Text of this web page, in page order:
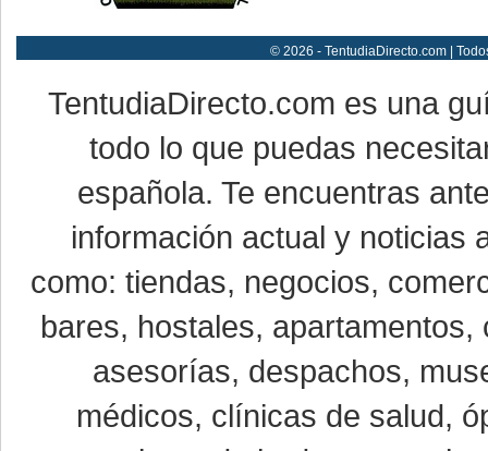
© 2026 - TentudiaDirecto.com |
TentudiaDirecto.com es una
todo lo que puedas
española. Te encuentras
información actual y noticias
como: tiendas, negocios,
bares, hostales,
asesorías, despachos,
médicos, clínicas de salud,